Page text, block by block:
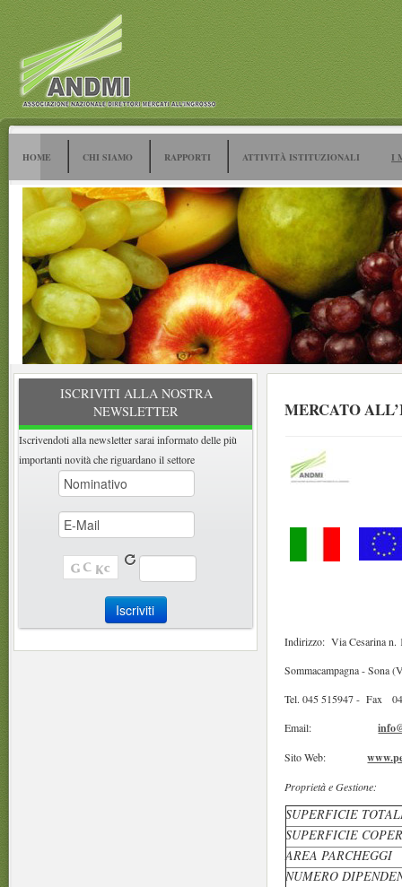
HOME CHI SIAMO RAPPORTI ATTIVITÀ ISTITUZIONALI I
ISCRIVITI ALLA NOSTRA
NEWSLETTER
Iscrivendoti alla newsletter sarai informato delle più
importanti novità che riguardano il settore
MERCATO
Indirizzo: Via Cesarina n.
Sommacampagna - Sona
Tel. 045 515947 - Fax
Email:
Sito Web:
Proprietà e Gestione:
SUPERFICIE
SUPERFICIE
AREA PARCHEGGI
NUMERO